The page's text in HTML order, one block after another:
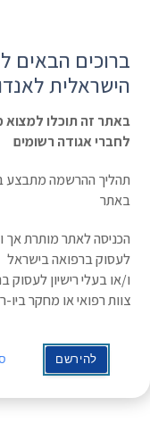
הרשמה ועדכון נתונים
ראשי » תעוד מפגש »
מרצה אורחת –
אגרסיביות | Prof. Pia Burman
מרצה: Prof. Pia Burman
Lund
תאריך: 19/04/2023
ברוכים הבאים
הישראלית
באתר זה תוכלו למצוא
לחברי אגודה רשומים
תהליך ההרשמה מתבצע
באתר
הכניסה לאתר מותרת אך
לעסוק ברפואה בישראל
ו/או בעלי רישיון
צוות רפואי או מחקר ביו-
להירשם